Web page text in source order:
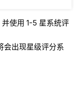
使用 1-5 星系统评
会出现星级评分系